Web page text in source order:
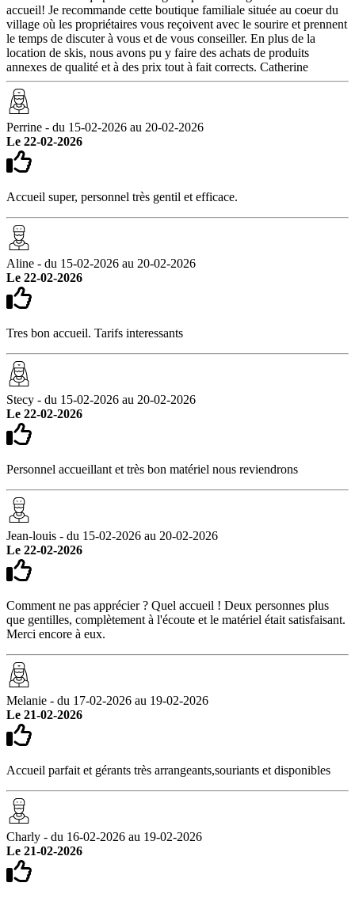
accueil! Je recommande cette boutique familiale située au coeur du
village où les propriétaires vous reçoivent avec le sourire et prennent
le temps de discuter à vous et de vous conseiller. En plus de la
location de skis, nous avons pu y faire des achats de produits
annexes de qualité et à des prix tout à fait corrects. Catherine
Perrine - du 15-02-2026 au 20-02-2026
Le 22-02-2026
Accueil super, personnel très gentil et efficace.
Aline - du 15-02-2026 au 20-02-2026
Le 22-02-2026
Tres bon accueil. Tarifs interessants
Stecy - du 15-02-2026 au 20-02-2026
Le 22-02-2026
Personnel accueillant et très bon matériel nous reviendrons
Jean-louis - du 15-02-2026 au 20-02-2026
Le 22-02-2026
Comment ne pas apprécier ? Quel accueil ! Deux personnes plus
que gentilles, complètement à l'écoute et le matériel était satisfaisant.
Merci encore à eux.
Melanie - du 17-02-2026 au 19-02-2026
Le 21-02-2026
Accueil parfait et gérants très arrangeants,souriants et disponibles
Charly - du 16-02-2026 au 19-02-2026
Le 21-02-2026